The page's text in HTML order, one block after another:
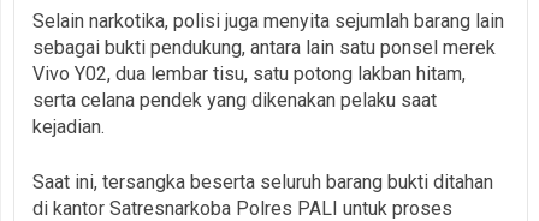
Selain narkotika, polisi juga menyita sejumlah barang lain
sebagai bukti pendukung, antara lain satu ponsel merek
Vivo Y02, dua lembar tisu, satu potong lakban hitam,
serta celana pendek yang dikenakan pelaku saat
kejadian.
Saat ini, tersangka beserta seluruh barang bukti ditahan
di kantor Satresnarkoba Polres PALI untuk proses